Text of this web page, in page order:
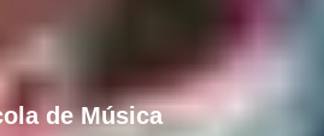
de Música